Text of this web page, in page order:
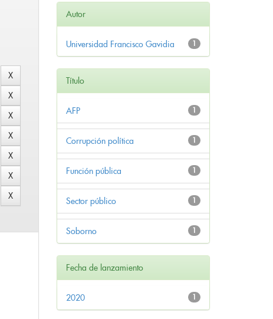
Autor
1
Universidad Francisco Gavidia
Título
1
AFP
1
Corrupción política
1
Función pública
1
Sector público
1
Soborno
Fecha de lanzamiento
1
2020